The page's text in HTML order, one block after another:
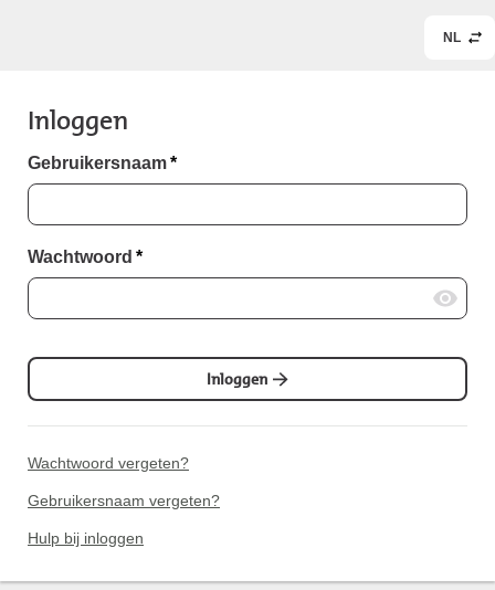
NL
Inloggen
Gebruikersnaam*
Wachtwoord *
Inloggen
Wachtwoord vergeten?
Gebruikersnaam vergeten?
Hulp bij inloggen